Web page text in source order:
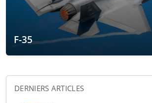
F-35
DERNIERS ARTICLES